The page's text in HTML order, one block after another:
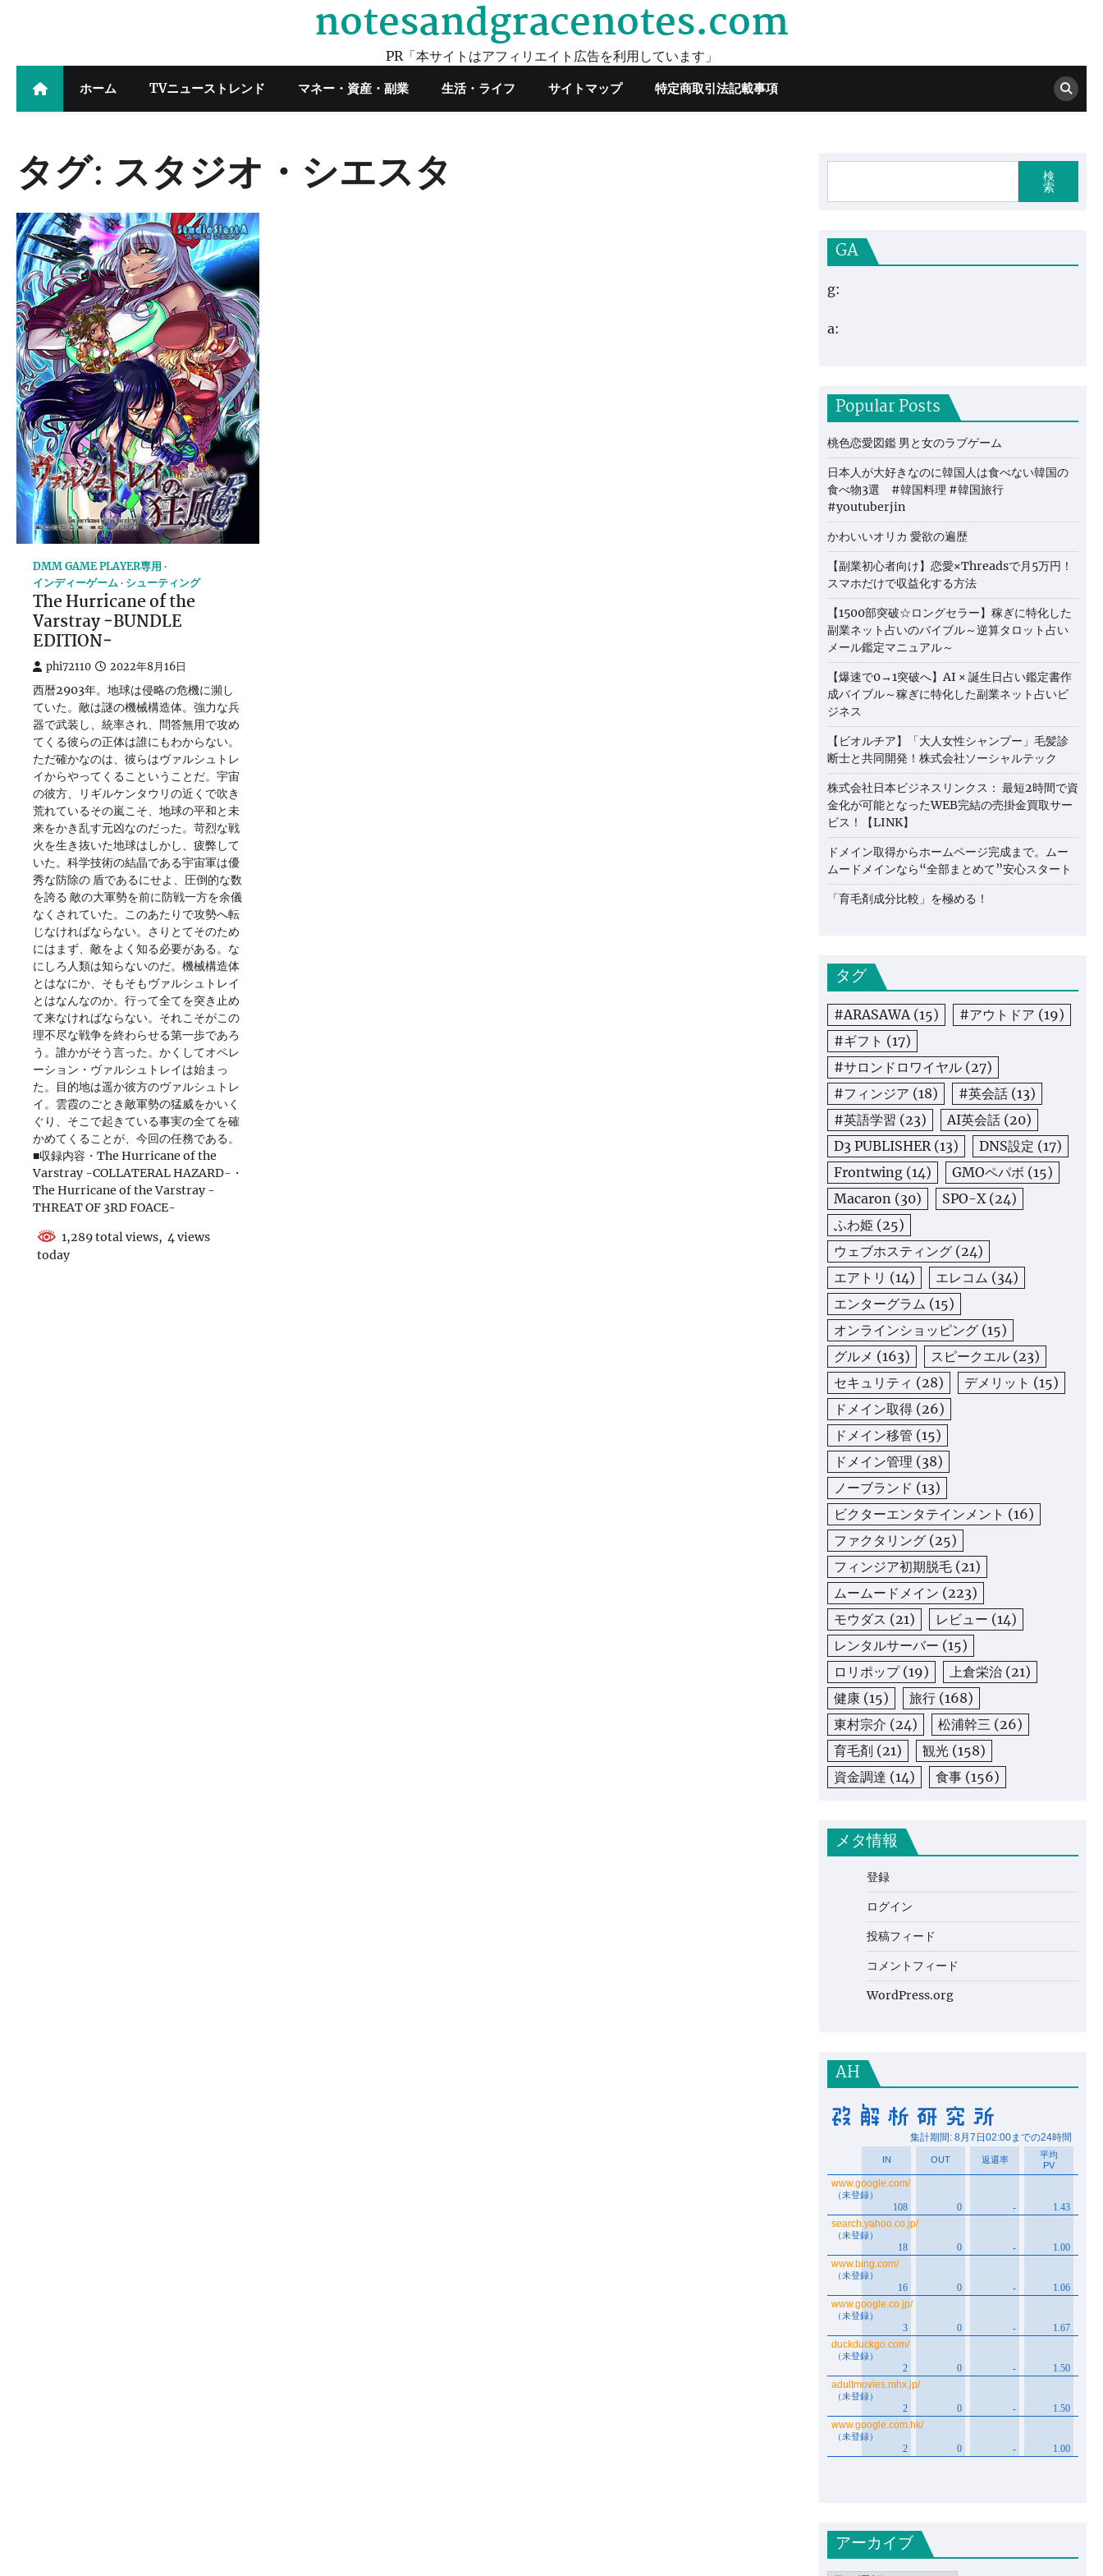
notesandgracenotes.com
PR「本サイトはアフィリエイト広告を利用しています」
ホーム TVニューストレンド マネー・資産・副業 生活・ライフ サイトマップ 特定商取引法記載事項
タグ: スタジオ・シエスタ
DMM GAME PLAYER専用
インディーゲーム
シューティング
The Hurricane of the
Varstray −BUNDLE
EDITION−
phi72110 2022年8月16日
西暦2903年。地球は侵略の危機に瀕し
ていた。敵は謎の機械構造体。強力な兵
器で武装し、統率され、問答無用で攻め
てくる彼らの正体は誰にもわからない。
ただ確かなのは、彼らはヴァルシュトレ
イからやってくるこということだ。宇宙
の彼方、リギルケンタウリの近くで吹き
荒れているその嵐こそ、地球の平和と未
来をかき乱す元凶なのだった。苛烈な戦
火を生き抜いた地球はしかし、疲弊して
いた。科学技術の結晶である宇宙軍は優
秀な防除の 盾であるにせよ、圧倒的な数
を誇る 敵の大軍勢を前に防戦一方を余儀
なくされていた。このあたりで攻勢へ転
じなければならない。さりとてそのため
にはまず、敵をよく知る必要がある。な
にしろ人類は知らないのだ。機械構造体
とはなにか、そもそもヴァルシュトレイ
とはなんなのか。行って全てを突き止め
て来なければならない。それこそがこの
理不尽な戦争を終わらせる第一歩であろ
う。誰かがそう言った。かくしてオペレ
ーション・ヴァルシュトレイは始まっ
た。目的地は遥か彼方のヴァルシュトレ
イ。雲霞のごとき敵軍勢の猛威をかいく
ぐり、そこで起きている事実の全てを確
かめてくることが、今回の任務である。
■収録内容・The Hurricane of the
Varstray -COLLATERAL HAZARD-・
The Hurricane of the Varstray -
THREAT OF 3RD FOACE-
1,289 total views, 4 views
today
検
索
GA
g:
a:
Popular Posts
桃色恋愛図鑑 男と女のラブゲーム
日本人が大好きなのに韓国人は食べない韓国の
食べ物3選 #韓国料理 #韓国旅行
#youtuberjin
かわいいオリカ 愛欲の遍歴
【副業初心者向け】恋愛×Threadsで月5万円！
スマホだけで収益化する方法
【1500部突破☆ロングセラー】稼ぎに特化した
副業ネット占いのバイブル～逆算タロット占い
メール鑑定マニュアル～
【爆速で0→1突破へ】AI × 誕生日占い鑑定書作
成バイブル～稼ぎに特化した副業ネット占いビ
ジネス
【ビオルチア】「大人女性シャンプー」毛髪診
断士と共同開発！株式会社ソーシャルテック
株式会社日本ビジネスリンクス： 最短2時間で資
金化が可能となったWEB完結の売掛金買取サー
ビス！【LINK】
ドメイン取得からホームページ完成まで。ムー
ムードメインなら“全部まとめて”安心スタート
「育毛剤成分比較」を極める！
タグ
#ARASAWA(15) #アウトドア (19)
#ギフト (17)
#サロンドロワイヤル (27)
#フィンジア (18) #英会話 (13)
#英語学習 (23) AI英会話 (20)
D3 PUBLISHER(13) DNS設定 (17)
Frontwing (14) GMOペパボ (15)
Macaron (30) SPO-X(24)
ふわ姫 (25)
ウェブホスティング (24)
エアトリ (14) エレコム (34)
エンターグラム (15)
オンラインショッピング (15)
グルメ (163) スピークエル (23)
セキュリティ (28) デメリット (15)
ドメイン取得 (26)
ドメイン移管 (15)
ドメイン管理 (38)
ノーブランド (13)
ビクターエンタテインメント (16)
ファクタリング (25)
フィンジア初期脱毛 (21)
ムームードメイン (223)
モウダス (21) レビュー (14)
レンタルサーバー (15)
ロリポップ(19) 上倉栄治 (21)
健康 (15) 旅行 (168)
東村宗介 (24) 松浦幹三 (26)
育毛剤 (21) 観光 (158)
資金調達 (14) 食事 (156)
メタ情報
登録
ログイン
投稿フィード
コメントフィード
WordPress.org
AH
アーカイブ